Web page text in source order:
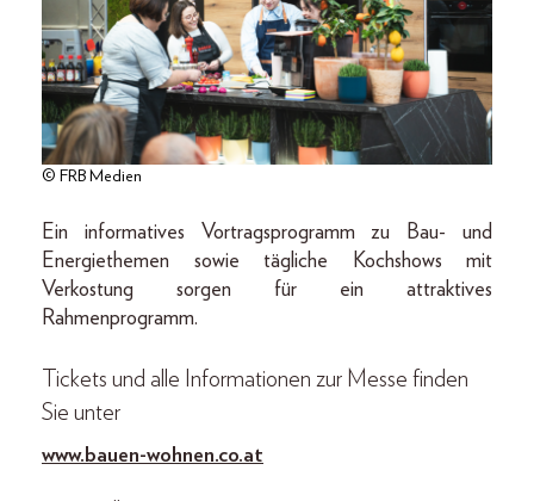
© FRB Medien
Ein informatives Vortragsprogramm zu Bau- und
Energiethemen sowie tägliche Kochshows mit
Verkostung sorgen für ein attraktives
Rahmenprogramm.
Tickets und alle Informationen zur Messe finden
Sie unter
www.bauen-wohnen.co.at